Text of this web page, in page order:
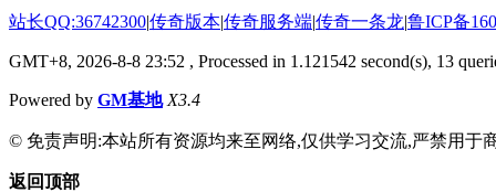
站长QQ:36742300|传奇版本|传奇服务端|传奇一条龙|鲁ICP备
GMT+8, 2026-8-8 23:52 , Processed in 1.121542 second(s), 13
Powered by GM基地 X3.4
© 免责声明:本站所有资源均来至网络,仅供学习交流,严禁用于
返回顶部